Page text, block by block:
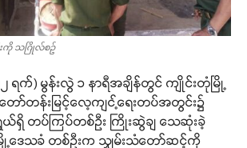
ကို သဂြိုလ်စဥ်
ရက်) မွန်းလွဲ ၁ နာရီအချိန်တွင် ကျိုင်းတုံမြို့
ာ်တန်းမြင့်လေ့ကျင့်ရေးတပ်အတွင်း၌
တပ်ကြပ်တစ်ဦး ကြိုးဆွဲချ သေဆုံးခဲ့
ြို့ဒေသခံ တစ်ဦးက သျှမ်းသံတော်ဆင့်ကို